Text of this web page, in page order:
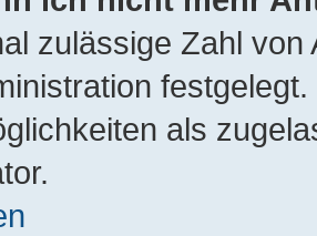
zulässige Zahl
als